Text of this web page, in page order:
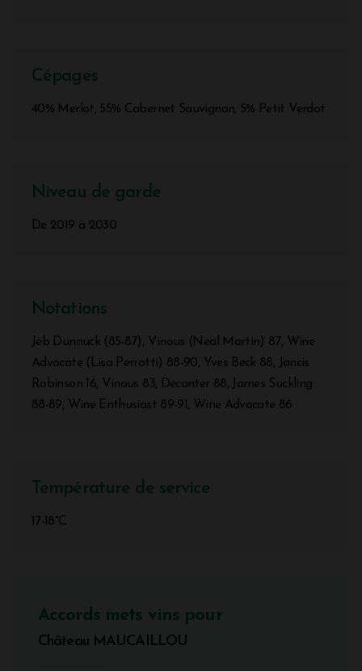
Cépages
40% Merlot, 55% Cabernet Sauvignon, 5% Petit Verdot
Niveau de garde
De 2019 à 2030
Notations
Jeb Dunnuck (85-87), Vinous (Neal Martin) 87, Wine
Advocate (Lisa Perrotti) 88-90, Yves Beck 88, Jancis
Robinson 16, Vinous 83, Decanter 88, James Suckling
88-89, Wine Enthusiast 89-91, Wine Advocate 86
Température de service
17-18°C
Accords mets vins pour
Château MAUCAILLOU